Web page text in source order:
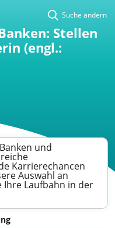
Suche ändern
Stellen
(engl.:
und
Karrierechancen
Auswahl an
Ihre Laufbahn in der